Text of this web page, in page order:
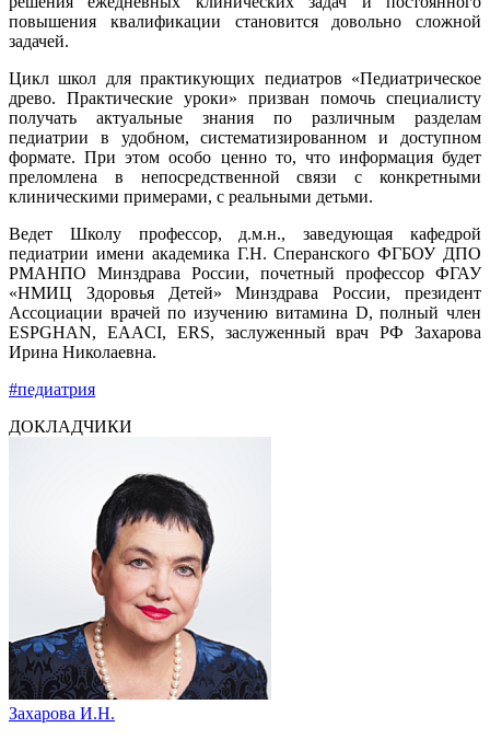
повышения квалификации становится довольно сложной
задачей.
Цикл школ для практикующих педиатров «Педиатрическое
древо. Практические уроки» призван помочь специалисту
получать актуальные знания по различным разделам
педиатрии в удобном, систематизированном и доступном
формате. При этом особо ценно то, что информация будет
преломлена в непосредственной связи с конкретными
клиническими примерами, с реальными детьми.
Ведет Школу профессор, д.м.н., заведующая кафедрой
педиатрии имени академика Г.Н. Сперанского ФГБОУ ДПО
РМАНПО Минздрава России, почетный профессор ФГАУ
«НМИЦ Здоровья Детей» Минздрава России, президент
Ассоциации врачей по изучению витамина D, полный член
ESPGHAN, EAACI, ERS, заслуженный врач РФ Захарова
Ирина Николаевна.
#педиатрия
ДОКЛАДЧИКИ
Захарова И.Н.